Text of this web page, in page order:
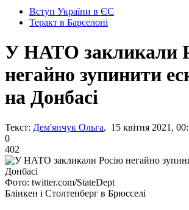
Вступ України в ЄС
Теракт в Барселоні
У НАТО закликали
негайно зупинити
на Донбасі
Текст: Дем'янчук Ольга, 15 квітня 2021,
0
402
Фото: twitter.com/StateDept
Блінкен і Столтенберг в Брюсселі